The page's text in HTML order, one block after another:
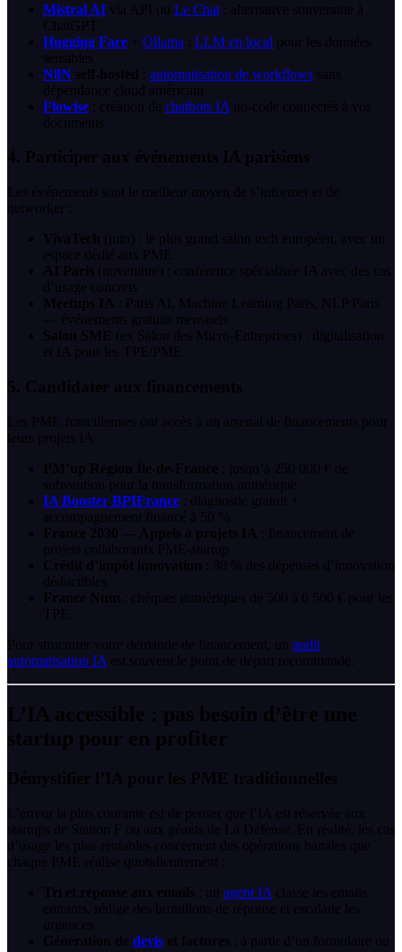
Mistral AI via API ou Le Chat : alternative souveraine à
ChatGPT
Hugging Face + Ollama LLM en local pour les données
sensibles
N8N self-hosted automatisation de workflows sans
dépendance cloud américain
Flowise : création de chatbots IA no-code connectés à vos
documents
4. Participer aux événements IA parisiens
Les événements sont le meilleur moyen de s’informer et de
networker :
VivaTech (juin) : le plus grand salon tech européen, avec un
espace dédié aux PME
AI Paris (novembre) : conférence spécialisée IA avec des cas
d’usage concrets
Meetups IA
: Paris AI, Machine Learning Paris, NLP Paris
— événements gratuits mensuels
Salon SME (ex Salon des Micro-Entreprises) : digitalisation
et IA pour les TPE/PME
5. Candidater aux financements
Les PME franciliennes ont accès à un arsenal de financements pour
leurs projets IA :
PM’up Région Île-de-France : jusqu’à 250 000 € de
subvention pour la transformation numérique
IA Booster BPIFrance : diagnostic gratuit +
accompagnement financé à 50 %
France 2030 — Appels à projets IA
: financement de
projets collaboratifs PME-startup
Crédit d’impôt innovation : 30 % des dépenses d’innovation
déductibles
France Num : chèques numériques de 500 à 6 500 € pour les
TPE
Pour structurer votre demande de financement, un audit
automatisation IA est souvent le point de départ recommandé.
L’IA accessible : pas besoin d’être une
startup pour en profiter
Démystifier l’IA pour les PME traditionnelles
L’erreur la plus courante est de penser que l’IA est réservée aux
startups de Station F ou aux géants de La Défense. En réalité, les cas
d’usage les plus rentables concernent des opérations banales que
chaque PME réalise quotidiennement :
Tri et réponse aux emails : un agent IA classe les emails
entrants, rédige des brouillons de réponse et escalade les
urgences
Génération de devis et factures : à partir d’un formulaire ou